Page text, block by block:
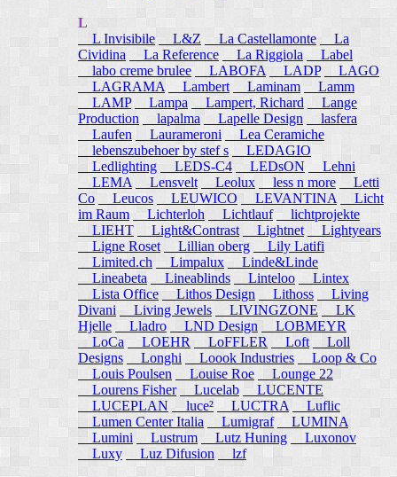
L
L Invisibile
L&Z La Castellamonte
La
Cividina
La Reference La Riggiola
Label
labo creme brulee
LABOFA LADP
LAGO
LAGRAMA
Lambert Laminam
Lamm
LAMP
Lampa Lampert, Richard
Lange
Production
lapalma Lapelle Design
lasfera
Laufen
Laurameroni
Lea Ceramiche
lebenszubehoer by stef s
LEDAGIO
Ledlighting
LEDS-C4 LEDsON
Lehni
LEMA
Lensvelt Leolux less n more
Letti
Co
Leucos LEUWICO LEVANTINA
Licht
im Raum
Lichterloh Lichtlauf lichtprojekte
LIEHT
Light&Contrast Lightnet
Lightyears
Ligne Roset
Lillian oberg
Lily Latifi
Limited.ch
Limpalux
Linde&Linde
Lineabeta
Lineablinds Linteloo
Lintex
Lista Office Lithos Design Lithoss
Living
Divani
Living Jewels LIVINGZONE
LK
Hjelle
Lladro LND Design
LOBMEYR
LoCa
LOEHR LoFFLER Loft
Loll
Designs
Longhi Loook Industries
Loop & Co
Louis Poulsen
Louise Roe
Lounge 22
Lourens Fisher
Lucelab
LUCENTE
LUCEPLAN
luce² LUCTRA
Luflic
Lumen Center Italia
Lumigraf
LUMINA
Lumini
Lustrum Lutz Huning
Luxonov
Luxy
Luz Difusion lzf